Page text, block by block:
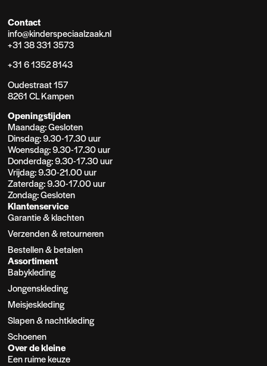
Contact
info@kinderspeciaalzaak.nl
+31 38 331 3573
+31 6 1352 8143
Oudestraat 157
8261 CL Kampen
Openingstijden
Maandag: Gesloten
Dinsdag: 9.30-17.30 uur
Woensdag: 9.30-17.30 uur
Donderdag: 9.30-17.30 uur
Vrijdag: 9.30-21.00 uur
Zaterdag: 9.30-17.00 uur
Zondag: Gesloten
Klantenservice
Garantie & klachten
Verzenden & retourneren
Bestellen & betalen
Assortiment
Babykleding
Jongenskleding
Meisjeskleding
Slapen & nachtkleding
Schoenen
Over de kleine
Een ruime keuze